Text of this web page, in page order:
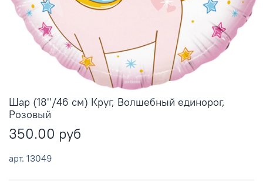
арт. 13049
Шар (18''/46 см) Круг, Волшебный единорог,
Розовый
350.00 руб